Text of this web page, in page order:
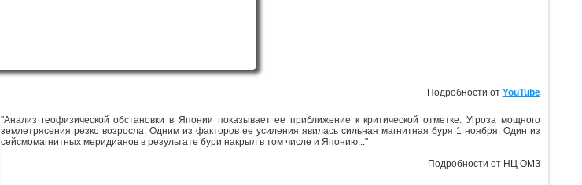
Подробности от YouTube
"Анализ геофизической обстановки в Японии показывает ее приближение к критической отметке. Угроза мощного
землетрясения резко возросла. Одним из факторов ее усиления явилась сильная магнитная буря 1 ноября. Один из
сейсмомагнитных меридианов в результате бури накрыл в том числе и Японию..."
Подробности от НЦ ОМЗ